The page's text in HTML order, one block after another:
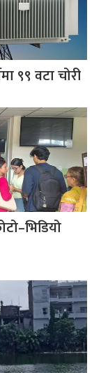
९९ वटा चोरी